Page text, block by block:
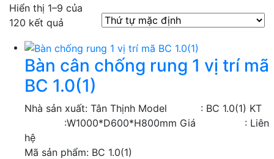
Hiển thị 1–9 của
120 kết quả
Bàn cân chống rung 1 vị trí mã
BC 1.0(1)
Nhà sản xuất: Tân Thịnh Model : BC 1.0(1) KT
:W1000*D600*H800mm Giá : Liên
hệ
Mã sản phẩm: BC 1.0(1)